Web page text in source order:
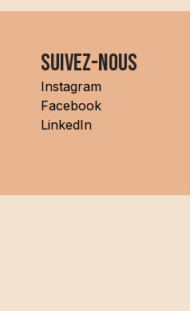
Suivez-nous
Instagram
Facebook
LinkedIn